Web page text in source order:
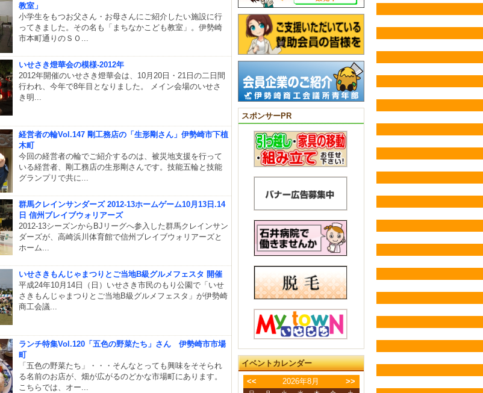
教室」
小学生をもつお父さん・お母さんにご紹介したい施設に行
ってきました。その名も「まちなかこども教室」。伊勢崎
市本町通りのＳＯ...
いせさき燈華会の模様-2012年
2012年開催のいせさき燈華会は、10月20日・21日の二日間
行われ、今年で8年目となりました。 メイン会場のいせさ
き明...
経営者の輪Vol.147 剛工務店の「生形剛さん」伊勢崎市下植
木町
今回の経営者の輪でご紹介するのは、被災地支援を行って
いる経営者、剛工務店の生形剛さんです。技能五輪と技能
グランプリで共に...
群馬クレインサンダーズ 2012-13ホームゲーム10月13日.14
日 信州ブレイブウォリアーズ
2012-13シーズンからBJリーグへ参入した群馬クレインサン
ダーズが、高崎浜川体育館で信州ブレイブウォリアーズと
ホーム...
いせさきもんじゃまつりとご当地B級グルメフェスタ 開催
平成24年10月14日（日）いせさき市民のもり公園で「いせ
さきもんじゃまつりとご当地B級グルメフェスタ」が伊勢崎
商工会議...
ランチ特集Vol.120「五色の野菜たち」さん 伊勢崎市市場
町
「五色の野菜たち」・・・そんなとっても興味をそそられ
る名前のお店が、畑が広がるのどかな市場町にあります。
こちらでは、オー...
スポンサーPR
イベントカレンダー
<<
2026年8月 >>